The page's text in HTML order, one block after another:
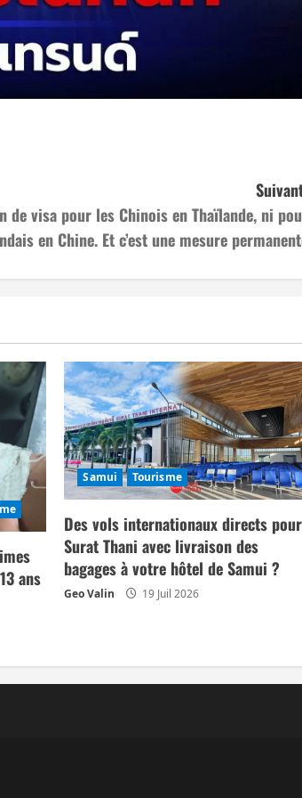
de visa pour les Chinois en Thaïlande, ni
en Chine. Et c’est une mesure
ans
Samui Tourisme
Des vols internationaux directs pour
Surat Thani avec livraison des
bagages à votre hôtel de Samui ?
Geo Valin 19 Juil 2026